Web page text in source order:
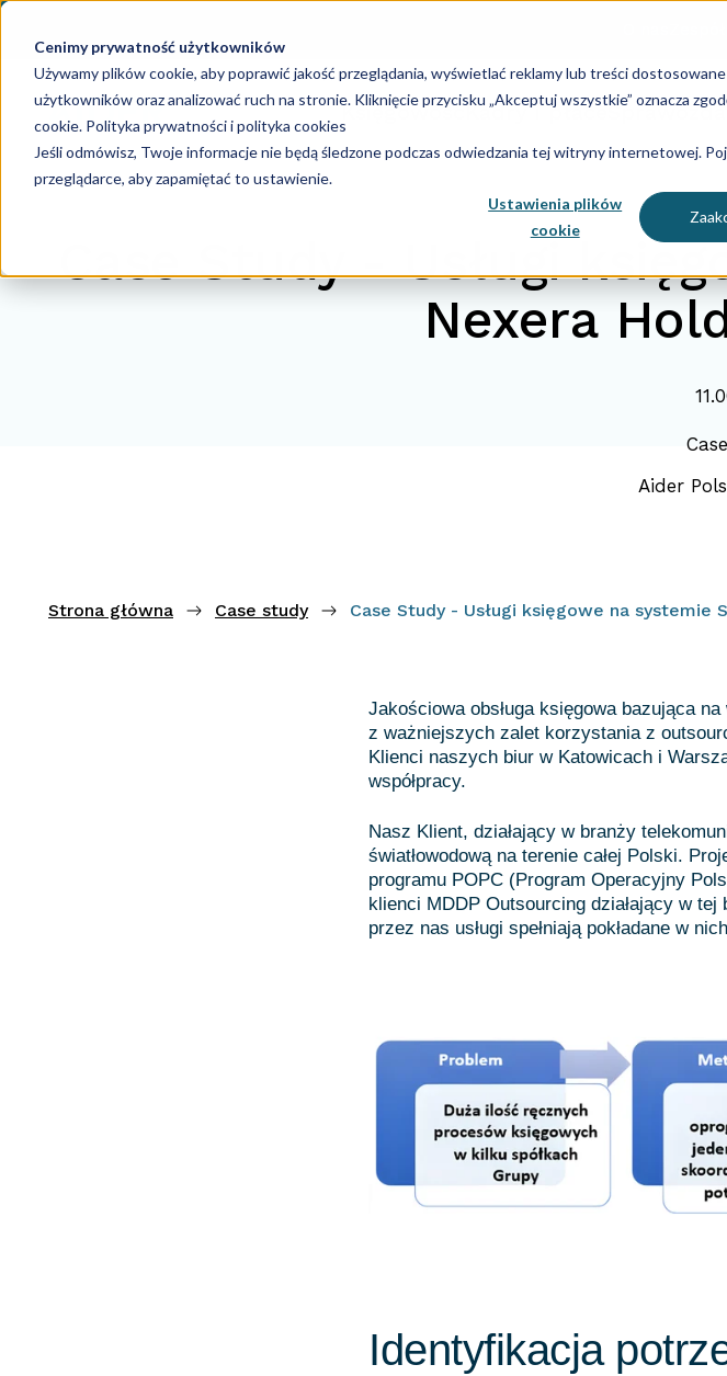
Cenimy prywatność użytkowników
Używamy plików cookie, aby poprawić jakość przeglądania, wyświetlać reklamy lub treści
użytkowników oraz analizować ruch na stronie. Kliknięcie przycisku „Akceptuj wszystkie” oznacza
cookie.Polityka prywatności i polityka cookies
Jeśli odmówisz, Twoje informacje nie będą śledzone podczas odwiedzania tej witryny internetowej.
przeglądarce, aby zapamiętać to ustawienie.
Ustawienia plików
cookie
KsięgowośćKadry i płace
Case Study - Usługi
Nexera
Aider
Strona główna Case study Case Study - Usługi księgowe na systemie
Jakościowa obsługa księgowa bazująca
z ważniejszych zalet korzystania z
Klienci naszych biur w Katowicach i
współpracy.
Nasz Klient, działający w branży
światłowodową na terenie całej Polski.
programu POPC (Program Operacyjny
klienci MDDP Outsourcing działający w
przez nas usługi spełniają pokładane w
Identyfikacja